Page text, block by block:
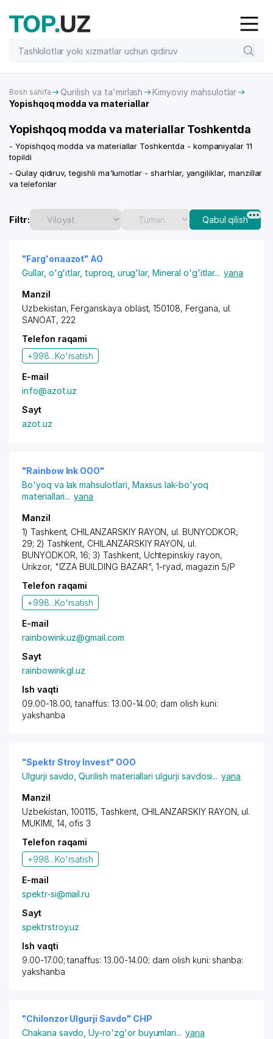
Bosh sahifa Qurilish va ta'mirlash
Kimyoviy mahsulotlar
Yopishqoq modda va materiallar
Yopishqoq modda va materiallar Toshkentda
- Yopishqoq modda va materiallar Toshkentda - kompaniyalar 11
topildi
- Qulay qidiruv, tegishli ma'lumotlar - sharhlar, yangiliklar, manzillar
va telefonlar
Filtr: Qabul qilish
"Farg'onaazot" AO
Gullar, o'g'itlar, tuproq, urug'lar,Mineral o'g'itlar... yana
Manzil
Uzbekistan, Ferganskaya oblast, 150108, Fergana, ul.
SANOAT, 222
Telefon raqami
+998...Ko'rsatish
E-mail
info@azot.uz
Sayt
azot.uz
"Rainbow Ink OOO"
Bo'yoq va lak mahsulotlari Maxsus lak-bo'yoq
materiallari... yana
Manzil
1) Tashkent, CHILANZARSKIY RAYON, ul. BUNYODKOR,
29; 2) Tashkent, CHILANZARSKIY RAYON, ul.
BUNYODKOR,16; 3) Tashkent, Uchtepinskiy rayon,
Urikzor, "IZZA BUILDING BAZAR", 1-ryad, magazin 5/P
Telefon raqami
+998...Ko'rsatish
E-mail
rainbowink.uz@gmail.com
Sayt
rainbowink.gl.uz
Ish vaqti
09.00-18.00, tanaffus: 13.00-14.00; dam olish kuni:
yakshanba
"Spektr Stroy Invest" OOO
Ulgurji savdo ,Qurilish materiallari ulgurji savdosi... yana
Manzil
Uzbekistan, 100115, Tashkent, CHILANZARSKIY RAYON, ul.
MUKIMI, 14, ofis 3
Telefon raqami
+998...Ko'rsatish
E-mail
spektr-si@mail.ru
Sayt
spektrstroy.uz
Ish vaqti
9.00-17.00; tanaffus: 13.00-14.00; dam olish kuni: shanba:
yakshanba
"Chilonzor Ulgurji Savdo" CHP
Chakana savdo ,Uy-ro'zg'or buyumlari... yana